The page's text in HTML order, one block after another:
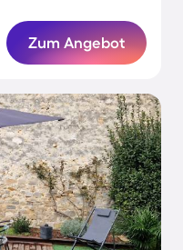
Zum Angebot